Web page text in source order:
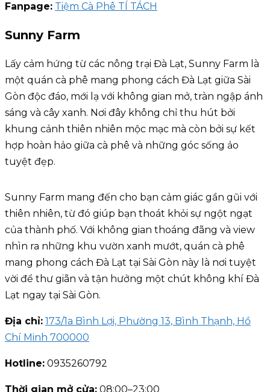
Fanpage: Tiệm Cà Phê TÍ TÁCH
Sunny Farm
Lấy cảm hứng từ các nông trại Đà Lạt, Sunny Farm là
một quán cà phê mang phong cách Đà Lạt giữa Sài
Gòn độc đáo, mới lạ với không gian mở, tràn ngập ánh
sáng và cây xanh. Nơi đây không chỉ thu hút bởi
khung cảnh thiên nhiên mộc mạc mà còn bởi sự kết
hợp hoàn hảo giữa cà phê và những góc sống ảo
tuyệt đẹp.
Sunny Farm mang đến cho bạn cảm giác gần gũi với
thiên nhiên, từ đó giúp bạn thoát khỏi sự ngột ngạt
của thành phố. Với không gian thoáng đãng và view
nhìn ra những khu vườn xanh mướt, quán cà phê
mang phong cách Đà Lạt tại Sài Gòn này là nơi tuyệt
vời để thư giãn và tận hưởng một chút không khí Đà
Lạt ngay tại Sài Gòn.
Địa chỉ: 173/1a Bình Lợi, Phường 13, Bình Thạnh, Hồ
Chí Minh 700000
Hotline: 0935260792
Thời gian mở cửa: 08:00–23:00